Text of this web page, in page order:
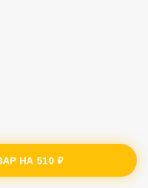
НА510 ₽